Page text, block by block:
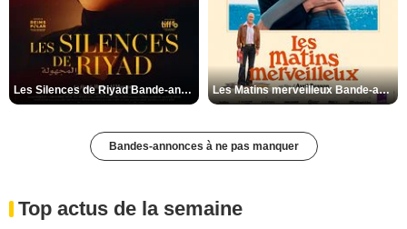
Les Silences de Riyad Bande-annonce VO STFR Les Matins merveilleux Bande-annonce VF
Bandes-annonces à ne pas manquer
Top actus de la semaine